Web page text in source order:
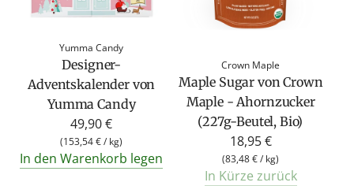
Yumma Candy
Designer-
Adventskalender von
Yumma Candy
49,90 €
(153,54 €/ kg)
In den Warenkorb legen
Crown Maple
Maple Sugar von Crown
Maple - Ahornzucker
(227g-Beutel, Bio)
18,95 €
(83,48 €/ kg)
In Kürze zurück